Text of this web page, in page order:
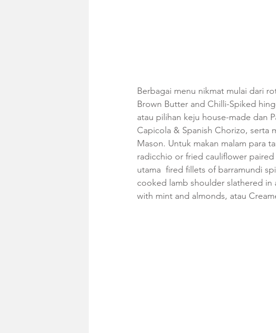
Berbagai menu nikmat mulai dari
Brown Butter and Chilli-Spiked
atau pilihan keju house-made dan
Capicola & Spanish Chorizo, serta
Mason. Untuk makan malam para
radicchio or fried cauliflower
utama  fired fillets of barramundi
cooked lamb shoulder slathered in
with mint and almonds, atau